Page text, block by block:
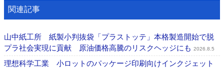
関連記事
山中紙工所 紙製小判抜袋「プラストッテ」本格製造開始で脱
プラ社会実現に貢献 原油価格高騰のリスクヘッジにも 2026.8.5
理想科学工業 小ロットのパッケージ印刷向けインクジェット